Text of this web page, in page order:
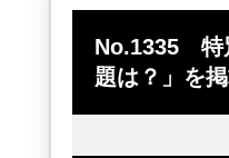
No.1335 特
題は？」を掲